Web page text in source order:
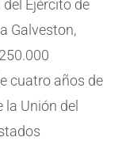
Ejército de
Galveston,
cuatro años de
Unión del